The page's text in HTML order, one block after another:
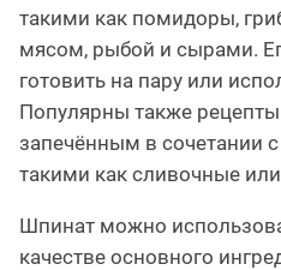
такими как помидоры,
мясом, рыбой и сырами.
готовить на пару или
Популярны также
запечённым в сочетании
такими как сливочные
Шпинат можно
качестве основного